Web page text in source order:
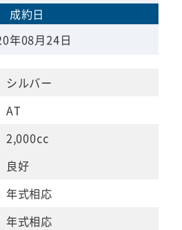
成約日
年08月24日
シルバー
AT
2,000cc
良好
年式相応
年式相応